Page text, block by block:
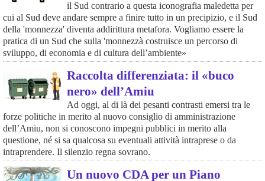
il Sud contrario a questa iconografia maledetta per
cui al Sud deve andare sempre a finire tutto in un precipizio, e il Sud
della 'monnezza' diventa addirittura metafora. Vogliamo essere la
pratica di un Sud che sulla 'monnezzà costruisce un percorso di
sviluppo, di economia e di cultura dell’ambiente»
Raccolta differenziata: il «buco
nero» dell’Amiu
Ad oggi, al di là dei pesanti contrasti emersi tra le
forze politiche in merito al nuovo consiglio di amministrazione
dell’Amiu, non si conoscono impegni pubblici in merito alla
questione, né si sa qualcosa su eventuali attività intraprese o da
intraprendere. Il silenzio regna sovrano.
Un nuovo CDA per un Piano